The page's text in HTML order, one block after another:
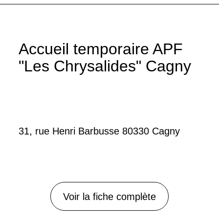
Accueil temporaire APF
"Les Chrysalides" Cagny
31, rue Henri Barbusse 80330 Cagny
Voir la fiche complète